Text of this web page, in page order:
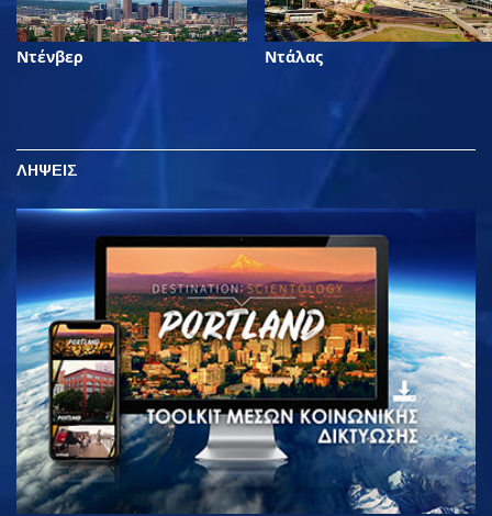
Ντένβερ Ντάλας
ΛΗΨΕΙΣ